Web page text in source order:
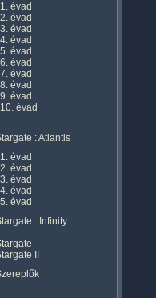
1. évad
2. évad
3. évad
4. évad
5. évad
6. évad
7. évad
8. évad
9. évad
10. évad
: Atlantis
1. évad
2. évad
3. évad
4. évad
5. évad
: Infinity
II